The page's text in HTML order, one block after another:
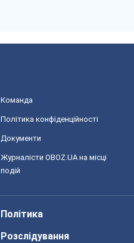
Команда
Політика конфіденційності
Документи
Журналісти OBOZ.UA на місці
подій
Політика
Розслідування